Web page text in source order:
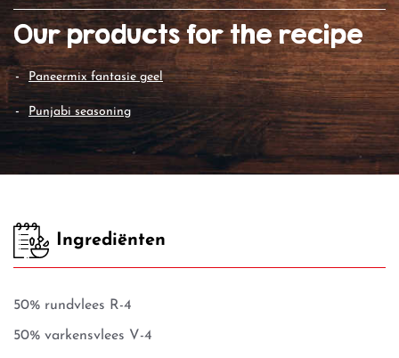
Our products for the recipe
paneermix fantasie geel
punjabi seasoning
Ingrediënten
50% rundvlees R-4
50% varkensvlees V-4